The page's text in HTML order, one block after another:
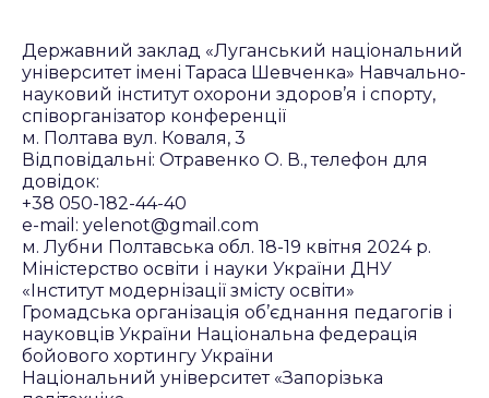
Державний заклад «Луганський національний
університет імені Тараса Шевченка» Навчально-
науковий інститут охорони здоров’я і спорту,
співорганізатор конференції
м. Полтава вул. Коваля, 3
Відповідальні: Отравенко О. В., телефон для
довідок:
+38 050-182-44-40
e-mail: yelenot@gmail.com
м. Лубни Полтавська обл. 18-19 квітня 2024 р.
Міністерство освіти і науки України ДНУ
«Інститут модернізації змісту освіти»
Громадська організація об’єднання педагогів і
науковців України Національна федерація
бойового хортингу України
Національний університет «Запорізька